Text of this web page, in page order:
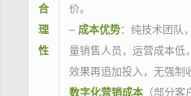
合
理
性
价。
– 成本优势：纯技术团队
量销售人员，运营成本低
效果再追加投入，无强制
数字化营销成本（部分客